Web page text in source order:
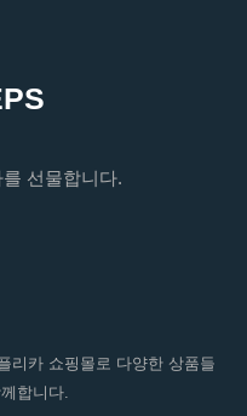
선물합니다.
리카 쇼핑몰로 다양한 상품들
합니다.